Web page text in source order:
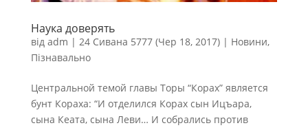
Наука доверять
від adm | 24 Сивана 5777 (Чер 18, 2017)| Новини,
Пізнавально
Центральной темой главы Торы “Корах” является
бунт Кораха: “И отделился Корах сын Ицъара,
сына Кеата, сына Леви… И собрались против